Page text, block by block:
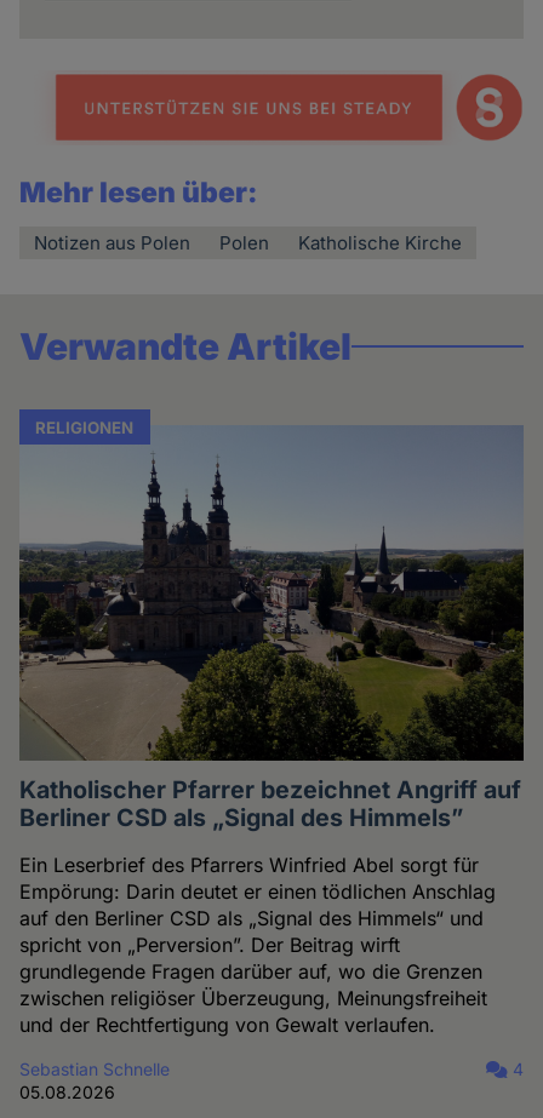
Mehr lesen über:
Notizen aus Polen Polen Katholische Kirche
Verwandte Artikel
RELIGIONEN
Katholischer Pfarrer bezeichnet Angriff auf
Berliner CSD als „Signal des Himmels”
Ein Leserbrief des Pfarrers Winfried Abel sorgt für
Empörung: Darin deutet er einen tödlichen Anschlag
auf den Berliner CSD als „Signal des Himmels“ und
spricht von „Perversion”. Der Beitrag wirft
grundlegende Fragen darüber auf, wo die Grenzen
zwischen religiöser Überzeugung, Meinungsfreiheit
und der Rechtfertigung von Gewalt verlaufen.
Sebastian Schnelle
05.08.2026
4